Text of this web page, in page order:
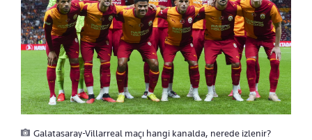
Galatasaray-Villarreal maçı hangi kanalda, nerede izlenir?